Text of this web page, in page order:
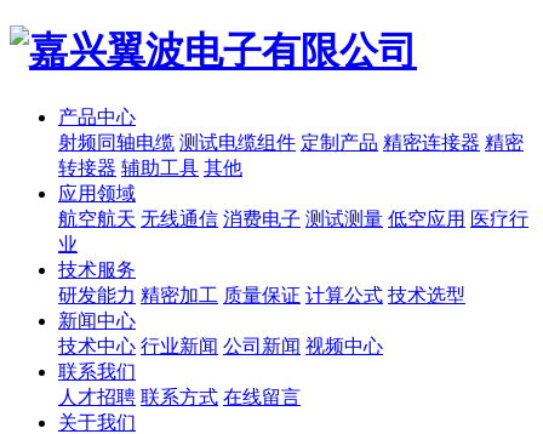
产品中心
射频同轴电缆 测试电缆组件 定制产品 精密连接器 精密
转接器 辅助工具 其他
应用领域
航空航天 无线通信 消费电子 测试测量 低空应用 医疗行
业
技术服务
研发能力 精密加工 质量保证 计算公式 技术选型
新闻中心
技术中心 行业新闻 公司新闻 视频中心
联系我们
人才招聘 联系方式 在线留言
关于我们